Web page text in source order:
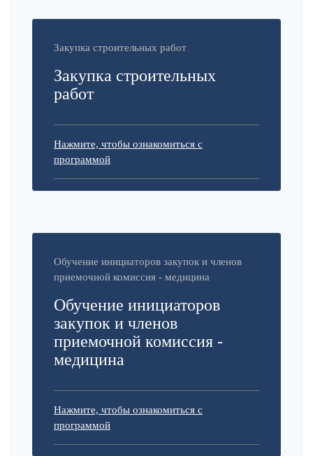
Закупка строительных работ
Закупка строительных
работ
Нажмите, чтобы ознакомиться с
программой
Обучение инициаторов закупок и членов
приемочной комиссия - медицина
Обучение инициаторов
закупок и членов
приемочной комиссия -
медицина
Нажмите, чтобы ознакомиться с
программой